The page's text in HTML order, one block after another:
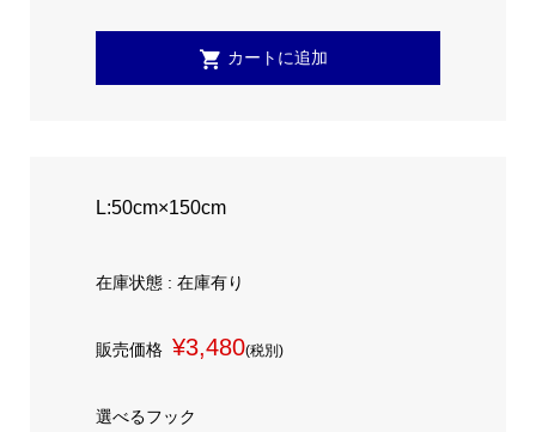
L:50cm×150cm
在庫状態 : 在庫有り
販売価格 ¥3,480(税別)
選べるフック